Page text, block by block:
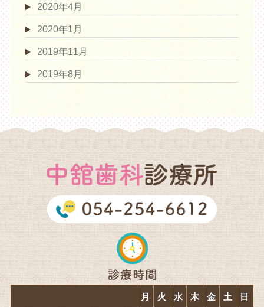
2020年4月
2020年1月
2019年11月
2019年8月
月 火 水 木 金 土 日